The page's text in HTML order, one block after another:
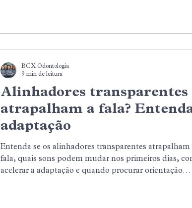
Alinhadores transparentes
atrapalham a fala?
adaptação
Entenda se os alinhadores transparentes atrapalham
fala, quais sons podem mudar nos primeiros dias,
acelerar a adaptação e quando procurar orientação
BCX Odontologia
9 min de leitura